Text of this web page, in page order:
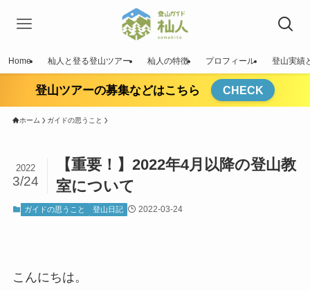
Home 杣人と登る登山ツアー 杣人の特徴 プロフィール 登山実績
登山ツアーの募集などはこちら CHECK
ホーム ガイドの思うこと
【重要！】2022年4月以降の登山教
室について
2022
3/24
ガイドの思うこと 登山日記 2022-03-24
こんにちは。